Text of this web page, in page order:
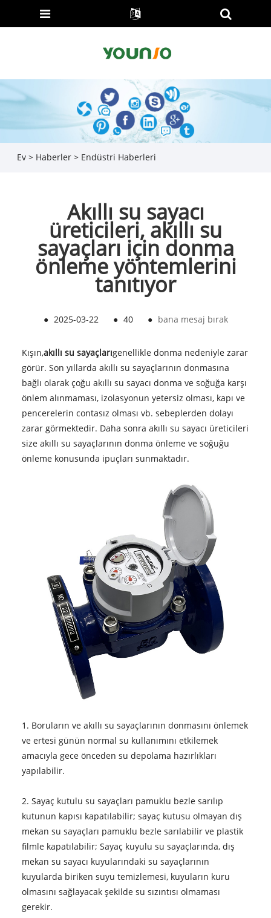
Ev > Haberler> Endüstri Haberleri
Akıllı su sayacı
üreticileri, akıllı su
sayaçları için donma
önleme yöntemlerini
tanıtıyor
● 2025-03-22 ● 40 ● bana mesaj bırak
Kışın,akıllı su sayaçlarıgenellikle donma nedeniyle zarar
görür. Son yıllarda akıllı su sayaçlarının donmasına
bağlı olarak çoğu akıllı su sayacı donma ve soğuğa karşı
önlem alınmaması, izolasyonun yetersiz olması, kapı ve
pencerelerin contasız olması vb. sebeplerden dolayı
zarar görmektedir. Daha sonra akıllı su sayacı üreticileri
size akıllı su sayaçlarının donma önleme ve soğuğu
önleme konusunda ipuçları sunmaktadır.
1. Boruların ve akıllı su sayaçlarının donmasını önlemek
ve ertesi günün normal su kullanımını etkilemek
amacıyla gece önceden su depolama hazırlıkları
yapılabilir.
2. Sayaç kutulu su sayaçları pamuklu bezle sarılıp
kutunun kapısı kapatılabilir; sayaç kutusu olmayan dış
mekan su sayaçları pamuklu bezle sarılabilir ve plastik
filmle kapatılabilir; Sayaç kuyulu su sayaçlarında, dış
mekan su sayacı kuyularındaki su sayaçlarının
kuyularda biriken suyu temizlemesi, kuyuların kuru
olmasını sağlayacak şekilde su sızıntısı olmaması
gerekir.